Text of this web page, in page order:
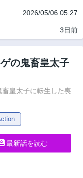
2026/05/06 05:27
3日前
の鬼畜皇太子
皇太子に転生した喪
最新話を読む